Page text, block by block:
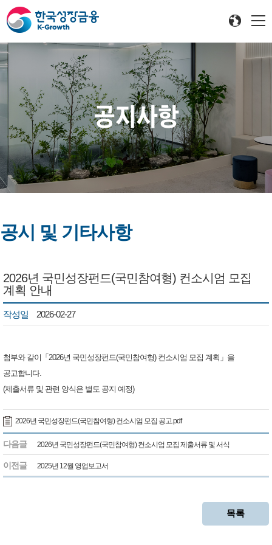
공지사항
공시 및 기타사항
2026년 국민성장펀드(국민참여형) 컨소시엄 모집
계획 안내
작성일 2026-02-27
첨부와 같이「2026년 국민성장펀드(국민참여형) 컨소시엄 모집 계획」을
공고합니다.
(제출서류 및 관련 양식은 별도 공지 예정)
2026년 국민성장펀드(국민참여형) 컨소시엄 모집 공고.pdf
다음글 2026년 국민성장펀드(국민참여형) 컨소시엄 모집 제출서류 및 서식
이전글 2025년 12월 영업보고서
목록